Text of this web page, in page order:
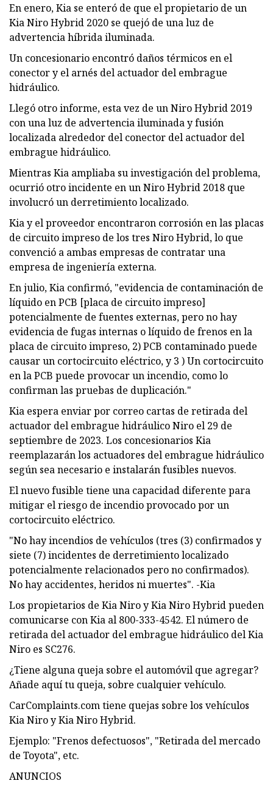
En enero, Kia se enteró de que el propietario de un
Kia Niro Hybrid 2020 se quejó de una luz de
advertencia híbrida iluminada.
Un concesionario encontró daños térmicos en el
conector y el arnés del actuador del embrague
hidráulico.
Llegó otro informe, esta vez de un Niro Hybrid 2019
con una luz de advertencia iluminada y fusión
localizada alrededor del conector del actuador del
embrague hidráulico.
Mientras Kia ampliaba su investigación del problema,
ocurrió otro incidente en un Niro Hybrid 2018 que
involucró un derretimiento localizado.
Kia y el proveedor encontraron corrosión en las placas
de circuito impreso de los tres Niro Hybrid, lo que
convenció a ambas empresas de contratar una
empresa de ingeniería externa.
En julio, Kia confirmó, "evidencia de contaminación de
líquido en PCB [placa de circuito impreso]
potencialmente de fuentes externas, pero no hay
evidencia de fugas internas o líquido de frenos en la
placa de circuito impreso, 2) PCB contaminado puede
causar un cortocircuito eléctrico, y 3 ) Un cortocircuito
en la PCB puede provocar un incendio, como lo
confirman las pruebas de duplicación."
Kia espera enviar por correo cartas de retirada del
actuador del embrague hidráulico Niro el 29 de
septiembre de 2023. Los concesionarios Kia
reemplazarán los actuadores del embrague hidráulico
según sea necesario e instalarán fusibles nuevos.
El nuevo fusible tiene una capacidad diferente para
mitigar el riesgo de incendio provocado por un
cortocircuito eléctrico.
"No hay incendios de vehículos (tres (3) confirmados y
siete (7) incidentes de derretimiento localizado
potencialmente relacionados pero no confirmados).
No hay accidentes, heridos ni muertes". -Kia
Los propietarios de Kia Niro y Kia Niro Hybrid pueden
comunicarse con Kia al 800-333-4542. El número de
retirada del actuador del embrague hidráulico del Kia
Niro es SC276.
¿Tiene alguna queja sobre el automóvil que agregar?
Añade aquí tu queja, sobre cualquier vehículo.
CarComplaints.com tiene quejas sobre los vehículos
Kia Niro y Kia Niro Hybrid.
Ejemplo: "Frenos defectuosos", "Retirada del mercado
de Toyota", etc.
ANUNCIOS